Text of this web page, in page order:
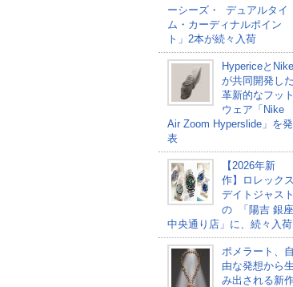
ーシーズ・ デュアルタイ
ム・カーディナルポイン
ト」2本が続々入荷
HypericeとNike
が共同開発した
革新的なフット
ウェア「Nike
Air Zoom Hyperslide」を発
表
【2026年新
作】ロレックス
デイトジャスト
の 「陽吉 銀座
中央通り店」に、続々入荷
ポメラート、自
由な発想から生
み出される新